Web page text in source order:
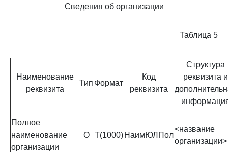
Сведения об организации
Таблица 5
Наименование
реквизита
Тип Формат
Код
реквизита
Структура
реквизита и
Полное
наименование
организации
О Т(1000) НаимЮЛПол
<название
организации>